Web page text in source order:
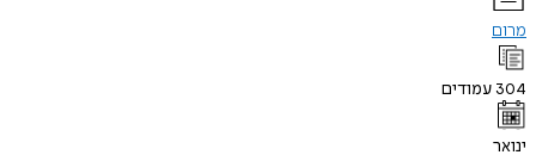
מרום
304 עמודים
ינואר